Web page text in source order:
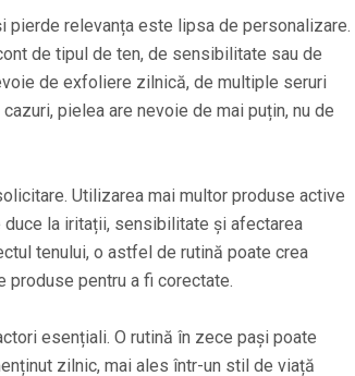
pierde relevanța este lipsa de personalizare.
de tipul de ten, de sensibilitate sau de
de exfoliere zilnică, de multiple seruri
pielea are nevoie de mai puțin, nu de
Utilizarea mai multor produse active
la iritații, sensibilitate și afectarea
tenului, o astfel de rutină poate crea
produse pentru a fi corectate.
esențiali. O rutină în zece pași poate
zilnic, mai ales într-un stil de viață